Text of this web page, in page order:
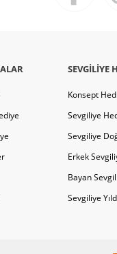
SEVGILIYE
Konsept
Sevgiliye
Sevgiliye
Erkek
Bayan
Sevgiliye